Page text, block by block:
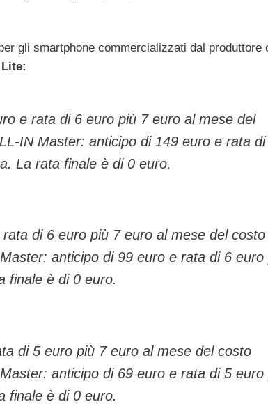
gli smartphone commercializzati dal produttore
e rata di 6 euro più 7 euro al mese del
IN Master: anticipo di 149 euro e rata
La rata finale è di 0 euro.
di 6 euro più 7 euro al mese del costo
anticipo di 99 euro e rata di 6 euro
finale è di 0 euro.
di 5 euro più 7 euro al mese del costo
anticipo di 69 euro e rata di 5 euro
finale è di 0 euro.